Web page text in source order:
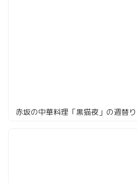
赤坂の中華料理「黒猫夜」の週替